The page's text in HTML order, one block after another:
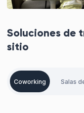
Soluciones de
sitio
Coworking Salas